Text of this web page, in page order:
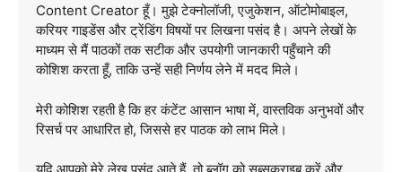
Content Creator हूँ। मुझे टेक्नोलॉजी, एजुकेशन, ऑटोमोबाइल,
करियर गाइडेंस और ट्रेंडिंग विषयों पर लिखना पसंद है। अपने लेखों के
माध्यम से मैं पाठकों तक सटीक और उपयोगी जानकारी पहुँचाने की
कोशिश करता हूँ, ताकि उन्हें सही निर्णय लेने में मदद मिले।
मेरी कोशिश रहती है कि हर कंटेंट आसान भाषा में, वास्तविक अनुभवों और
रिसर्च पर आधारित हो, जिससे हर पाठक को लाभ मिले।